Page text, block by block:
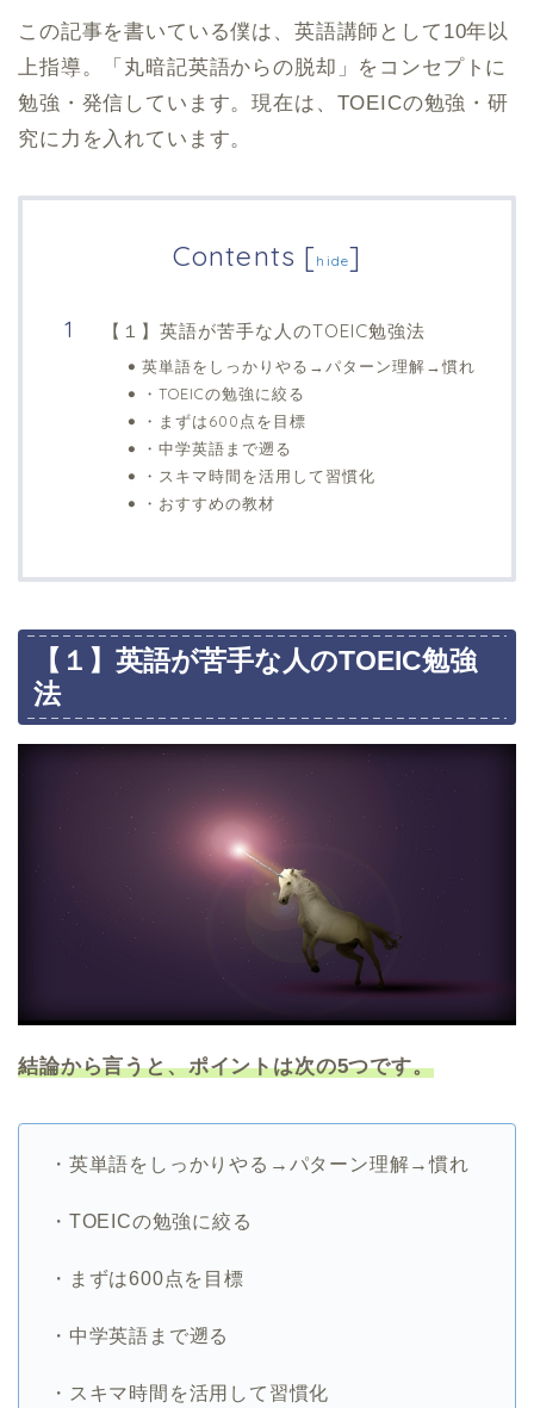
この記事を書いている僕は、英語講師として10年以
上指導。「丸暗記英語からの脱却」をコンセプトに
勉強・発信しています。現在は、TOEICの勉強・研
究に力を入れています。
Contents [hide]
【１】英語が苦手な人のTOEIC勉強法
英単語をしっかりやる→パターン理解→慣れ
・TOEICの勉強に絞る
・まずは600点を目標
・中学英語まで遡る
・スキマ時間を活用して習慣化
・おすすめの教材
【１】英語が苦手な人のTOEIC勉強
法
結論から言うと、ポイントは次の5つです。
・英単語をしっかりやる→パターン理解→慣れ
・TOEICの勉強に絞る
・まずは600点を目標
・中学英語まで遡る
・スキマ時間を活用して習慣化